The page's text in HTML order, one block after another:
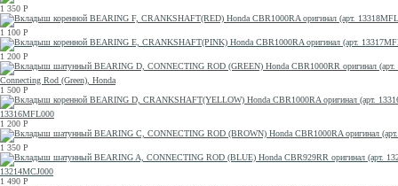
1 350 Р
1 100 Р
1 200 Р
Connecting Rod (Green), Honda
1 500 Р
13316MFL000
1 200 Р
1 350 Р
13214MCJ000
1 490 Р